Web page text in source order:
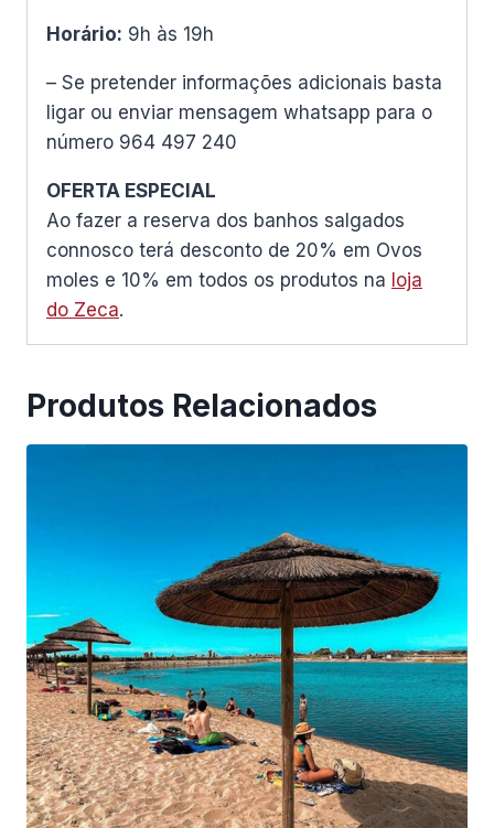
Horário: 9h às 19h
– Se pretender informações adicionais basta
ligar ou enviar mensagem whatsapp para o
número 964 497 240
OFERTA ESPECIAL
Ao fazer a reserva dos banhos salgados
connosco terá desconto de 20% em Ovos
moles e 10% em todos os produtos na loja
do Zeca.
Produtos Relacionados